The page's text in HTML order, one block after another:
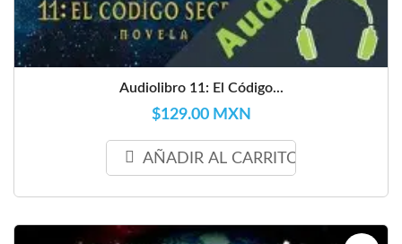
Audiolibro 11: El Código...
$129.00 MXN
AÑADIR AL CARRITO